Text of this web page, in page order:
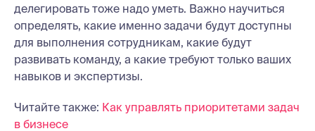
делегировать тоже надо уметь. Важно научиться
определять, какие именно задачи будут доступны
для выполнения сотрудникам, какие будут
развивать команду, а какие требуют только ваших
навыков и экспертизы.
Читайте также: Как управлять приоритетами задач
в бизнесе